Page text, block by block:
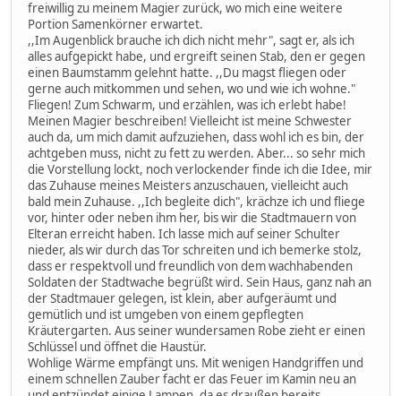
freiwillig zu meinem Magier zurück, wo mich eine weitere
Portion Samenkörner erwartet.
,,Im Augenblick brauche ich dich nicht mehr", sagt er, als ich
alles aufgepickt habe, und ergreift seinen Stab, den er gegen
einen Baumstamm gelehnt hatte. ,,Du magst fliegen oder
gerne auch mitkommen und sehen, wo und wie ich wohne."
Fliegen! Zum Schwarm, und erzählen, was ich erlebt habe!
Meinen Magier beschreiben! Vielleicht ist meine Schwester
auch da, um mich damit aufzuziehen, dass wohl ich es bin, der
achtgeben muss, nicht zu fett zu werden. Aber... so sehr mich
die Vorstellung lockt, noch verlockender finde ich die Idee, mir
das Zuhause meines Meisters anzuschauen, vielleicht auch
bald mein Zuhause. ,,Ich begleite dich", krächze ich und fliege
vor, hinter oder neben ihm her, bis wir die Stadtmauern von
Elteran erreicht haben. Ich lasse mich auf seiner Schulter
nieder, als wir durch das Tor schreiten und ich bemerke stolz,
dass er respektvoll und freundlich von dem wachhabenden
Soldaten der Stadtwache begrüßt wird. Sein Haus, ganz nah an
der Stadtmauer gelegen, ist klein, aber aufgeräumt und
gemütlich und ist umgeben von einem gepflegten
Kräutergarten. Aus seiner wundersamen Robe zieht er einen
Schlüssel und öffnet die Haustür.
Wohlige Wärme empfängt uns. Mit wenigen Handgriffen und
einem schnellen Zauber facht er das Feuer im Kamin neu an